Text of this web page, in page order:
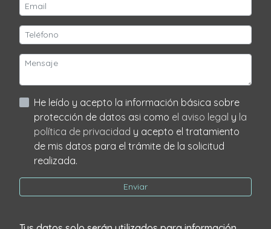
He leído y acepto la información básica sobre
protección de datos asi como el aviso legal y la
política de privacidad y acepto el tratamiento
de mis datos para el trámite de la solicitud
realizada.
Enviar